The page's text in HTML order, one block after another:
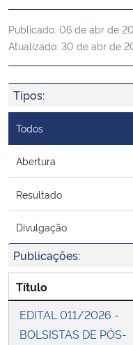
Ministério da Saúde
Ministério de Minas e Energia
Ministério da Ciência,
Ministério do Turismo
Ministério do Desenvolvimento
Controladoria-Geral da União
Ministério da Mulher, da Família
Publicado: 06 de abr de
Atualizado: 30 de abr de
Tipos:
Todos
Abertura
Resultado
Divulgação
Publicações:
Título
EDITAL 011/2026 -
BOLSISTAS DE PÓS-